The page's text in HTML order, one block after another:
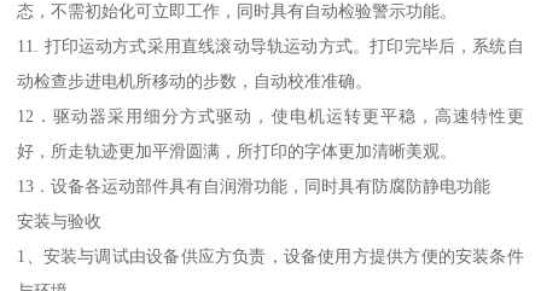
态，不需初始化可立即工作，同时具有自动检验警示功能。
11. 打印运动方式采用直线滚动导轨运动方式。打印完毕后，系统自
动检查步进电机所移动的步数，自动校准准确。
12．驱动器采用细分方式驱动，使电机运转更平稳，高速特性更
好，所走轨迹更加平滑圆满，所打印的字体更加清晰美观。
13．设备各运动部件具有自润滑功能，同时具有防腐防静电功能
安装与验收
1、安装与调试由设备供应方负责，设备使用方提供方便的安装条件